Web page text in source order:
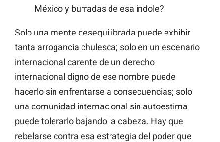
México y burradas de esa índole?
Solo una mente desequilibrada puede exhibir
tanta arrogancia chulesca; solo en un escenario
internacional carente de un derecho
internacional digno de ese nombre puede
hacerlo sin enfrentarse a consecuencias; solo
una comunidad internacional sin autoestima
puede tolerarlo bajando la cabeza. Hay que
rebelarse contra esa estrategia del poder que